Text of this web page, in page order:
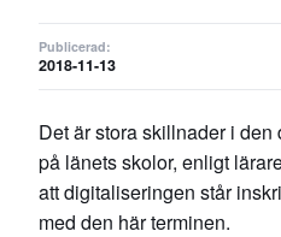
Publicerad:
2018-11-13
Det är stora skillnader i
på länets skolor, enligt
att digitaliseringen står
med den här terminen.